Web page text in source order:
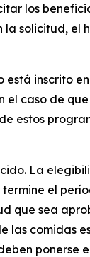
los
la solicitud, el
inscrito
el caso de
estos
La
el
que sea
las comidas
ponerse